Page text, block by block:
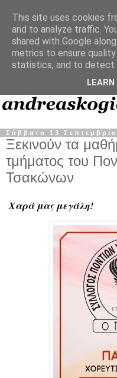
Σάββατο 13
Ξεκινούν τα
τμήματος του
Τσακώνων
Χαρά μας μεγάλη!
This site uses cookies
and to analyze traffic.
shared with Google
metrics to ensure
statistics, and to detect